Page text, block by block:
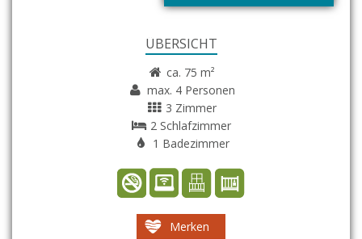
ÜBERSICHT
ca. 75 m²
max. 4 Personen
3 Zimmer
2 Schlafzimmer
1 Badezimmer
Merken